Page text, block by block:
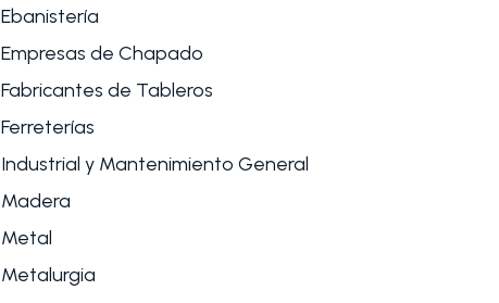
Ebanistería
Empresas de Chapado
Fabricantes de Tableros
Ferreterías
Industrial y Mantenimiento General
Madera
Metal
Metalurgia